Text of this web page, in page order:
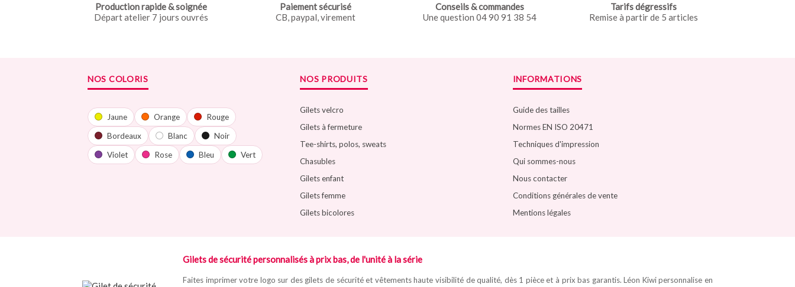
Production rapide & soignée
Départ atelier 7 jours ouvrés
Paiement sécurisé
CB, paypal, virement
Conseils & commandes
Une question 04 90 91 38 54
Tarifs dégressifs
Remise à partir de 5 articles
NOS COLORIS
Jaune Orange
Rouge
Bordeaux
Blanc
Noir
Violet
Rose Bleu Vert
NOS PRODUITS
Gilets velcro
Gilets à fermeture
Tee-shirts, polos, sweats
Chasubles
Gilets enfant
Gilets femme
Gilets bicolores
INFORMATIONS
Guide des tailles
Normes EN ISO 20471
Techniques d'impression
Qui sommes-nous
Nous contacter
Conditions générales de vente
Mentions légales
Gilets de sécurité personnalisés à prix bas, de l'unité à la série
Faites imprimer votre logo sur des gilets de sécurité et vêtements haute visibilité de qualité, dès 1 pièce et à prix bas garantis. Léon Kiwi personnalise en